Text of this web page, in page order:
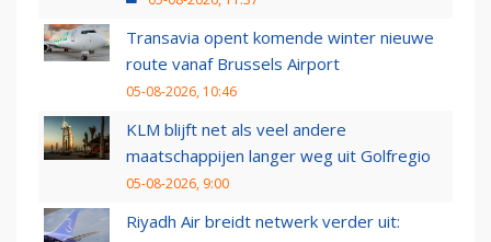
Transavia opent komende winter nieuwe
route vanaf Brussels Airport
05-08-2026, 10:46
KLM blijft net als veel andere
maatschappijen langer weg uit Golfregio
05-08-2026, 9:00
Riyadh Air breidt netwerk verder uit: